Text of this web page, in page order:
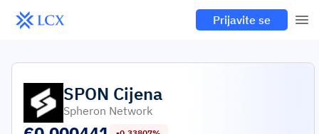
Prijavite se
SPON Cijena
Spheron Network